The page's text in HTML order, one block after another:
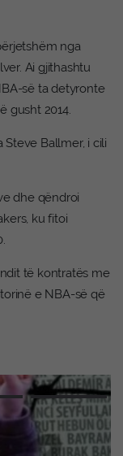
nga
Ai gjithashtu
së ta detyronte
gusht 2014.
Ballmer, i cili
dhe qëndroi
ku fitoi
të kontratës me
e NBA-së që